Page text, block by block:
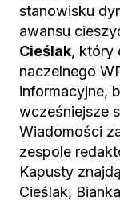
stanowisku
awansu
Cieślak, który
naczelnego
informacyjne,
wcześniejsze
Wiadomości
zespole
Kapusty
Cieślak,